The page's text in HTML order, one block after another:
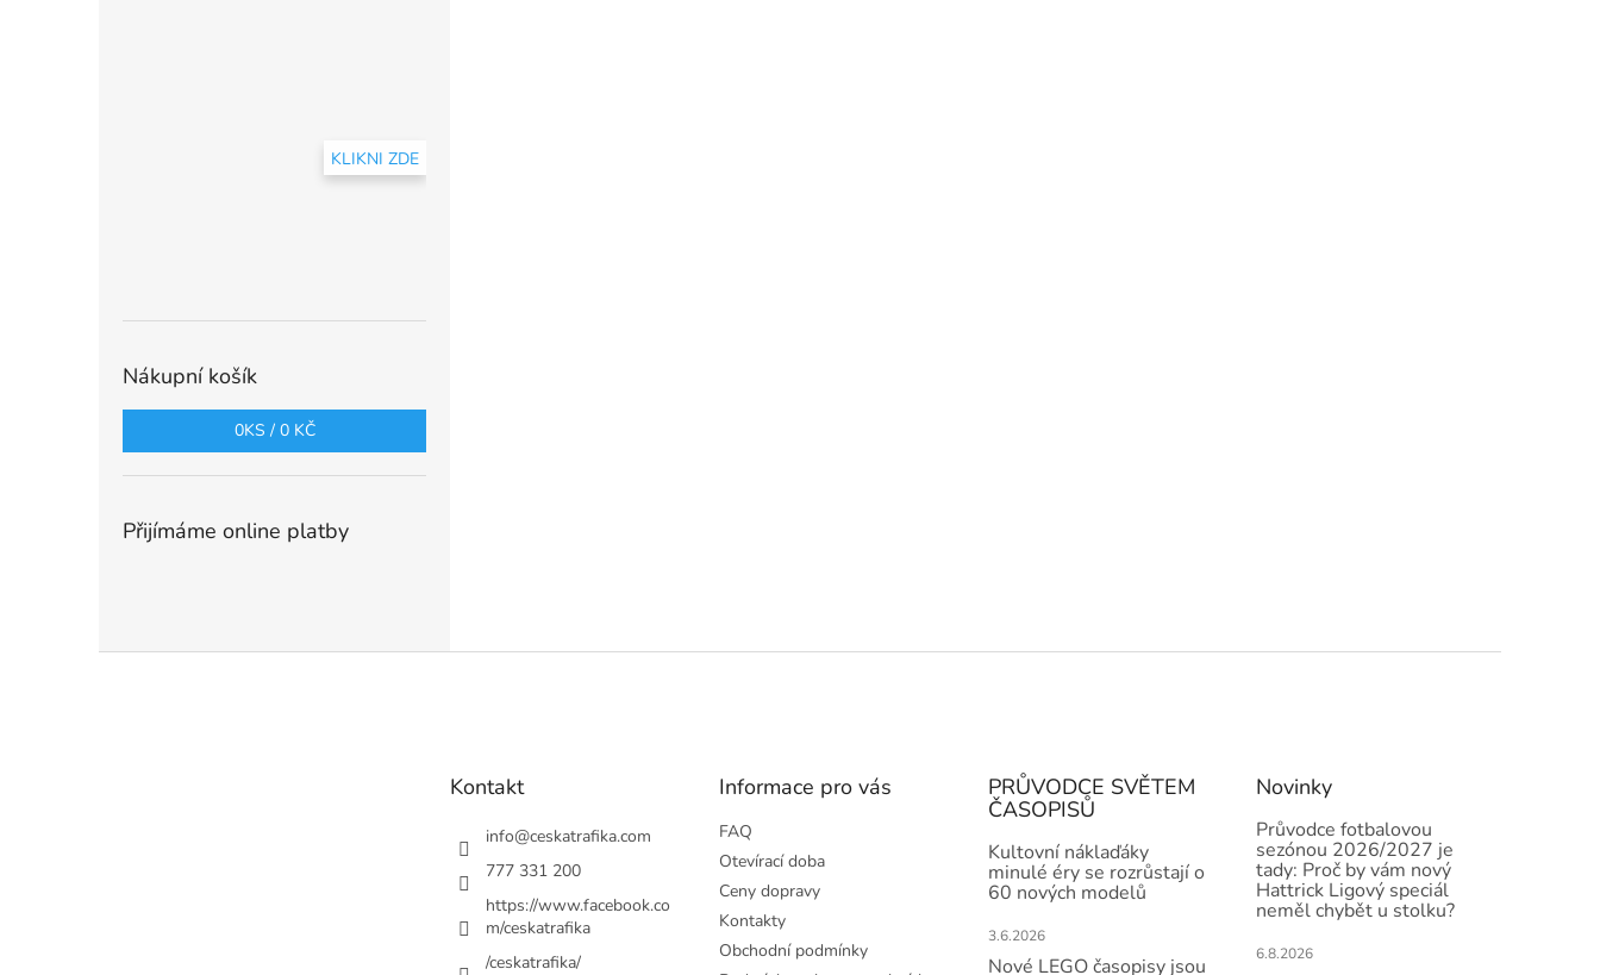
KLIKNI ZDE
Nákupní košík
0KS / 0 KČ
Přijímáme online platby
Kontakt
info@ceskatrafika.com
777 331 200
https://www.facebook.co
m/ceskatrafika
/ceskatrafika/
Informace pro vás
FAQ
Otevírací doba
Ceny dopravy
Kontakty
Obchodní podmínky
PRŮVODCE SVĚTEM
ČASOPISŮ
Kultovní náklaďáky
minulé éry se rozrůstají o
60 nových modelů
3.6.2026
Nové LEGO časopisy jsou
Novinky
Průvodce fotbalovou
sezónou 2026/2027 je
tady: Proč by vám nový
Hattrick Ligový speciál
neměl chybět u stolku?
6.8.2026